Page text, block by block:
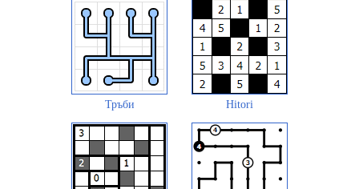
Тръби Hitori